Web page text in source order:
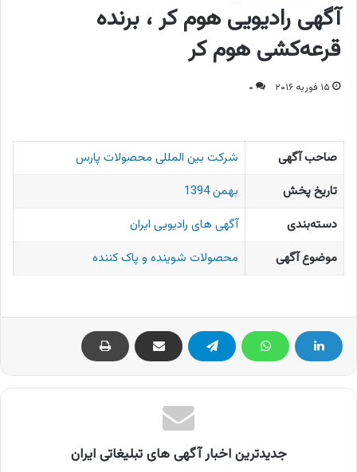
آگهی رادیویی هوم کر ، برنده
قرعه‌کشی هوم کر
۱۵ فوریه ۲۰۱۶ ۰
صاحب آگهی
شرکت بین المللی محصولات پارس
تاریخ پخش
بهمن 1394
دسته‌بندی
آگهی های رادیویی ایران
موضوع آگهی
محصولات شوینده و پاک کننده
جدیدترین اخبار آگهی های تبلیغاتی ایران